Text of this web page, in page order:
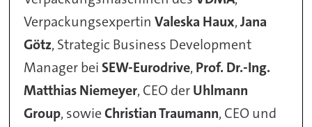
VerpackungsexpertinValeska Haux,Jana
Götz, Strategic Business Development
Manager beiSEW-Eurodrive, Prof. Dr.-Ing.
Matthias Niemeyer, CEO derUhlmann
Group, sowieChristian Traumann, CEO und